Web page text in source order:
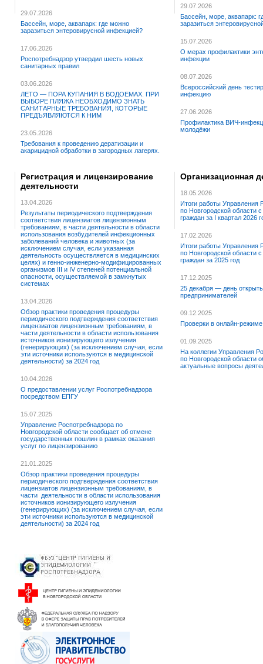
29.07.2026
Бассейн, море, аквапарк: где можно
заразиться энтеровирусной инфекцией?
17.06.2026
Роспотребнадзор утвердил шесть новых
санитарных правил
03.06.2026
ЛЕТО — ПОРА КУПАНИЯ В ВОДОЕМАХ. ПРИ
ВЫБОРЕ ПЛЯЖА НЕОБХОДИМО ЗНАТЬ
САНИТАРНЫЕ ТРЕБОВАНИЯ, КОТОРЫЕ
ПРЕДЪЯВЛЯЮТСЯ К НИМ
23.05.2026
Требования к проведению дератизации и
акарицидной обработки в загородных лагерях.
29.07.2026
Бассейн, море, аквапарк:
заразиться
15.07.2026
О мерах профилактики
инфекции
08.07.2026
Всероссийский день
инфекцию
27.06.2026
Профилактика ВИЧ-
молодёжи
Регистрация и лицензирование
деятельности
13.04.2026
Результаты периодического подтверждения
соответствия лицензиатов лицензионным
требованиям, в части деятельности в области
использования возбудителей инфекционных
заболеваний человека и животных (за
исключением случая, если указанная
деятельность осуществляется в медицинских
целях) и генно-инженерно-модифицированных
организмов III и IV степеней потенциальной
опасности, осуществляемой в замкнутых
системах
13.04.2026
Обзор практики проведения процедуры
периодического подтверждения соответствия
лицензиатов лицензионным требованиям, в
части деятельности в области использования
источников ионизирующего излучения
(генерирующих) (за исключением случая, если
эти источники используются в медицинской
деятельности) за 2024 год
10.04.2026
О предоставлении услуг Роспотребнадзора
посредством ЕПГУ
15.07.2025
Управление Роспотребнадзора по
Новгородской области сообщает об отмене
государственных пошлин в рамках оказания
услуг по лицензированию
21.01.2025
Обзор практики проведения процедуры
периодического подтверждения соответствия
лицензиатов лицензионным требованиям, в
части деятельности в области использования
источников ионизирующего излучения
(генерирующих) (за исключением случая, если
эти источники используются в медицинской
деятельности) за 2024 год
Организационная
18.05.2026
Итоги работы Управления
по Новгородской области
граждан за I квартал 2026
17.02.2026
Итоги работы Управления
по Новгородской области
граждан за 2025 год
17.12.2025
25 декабря — день
предпринимателей
09.12.2025
Проверки в онлайн-режиме
01.09.2025
На коллегии Управления
по Новгородской области
актуальные вопросы